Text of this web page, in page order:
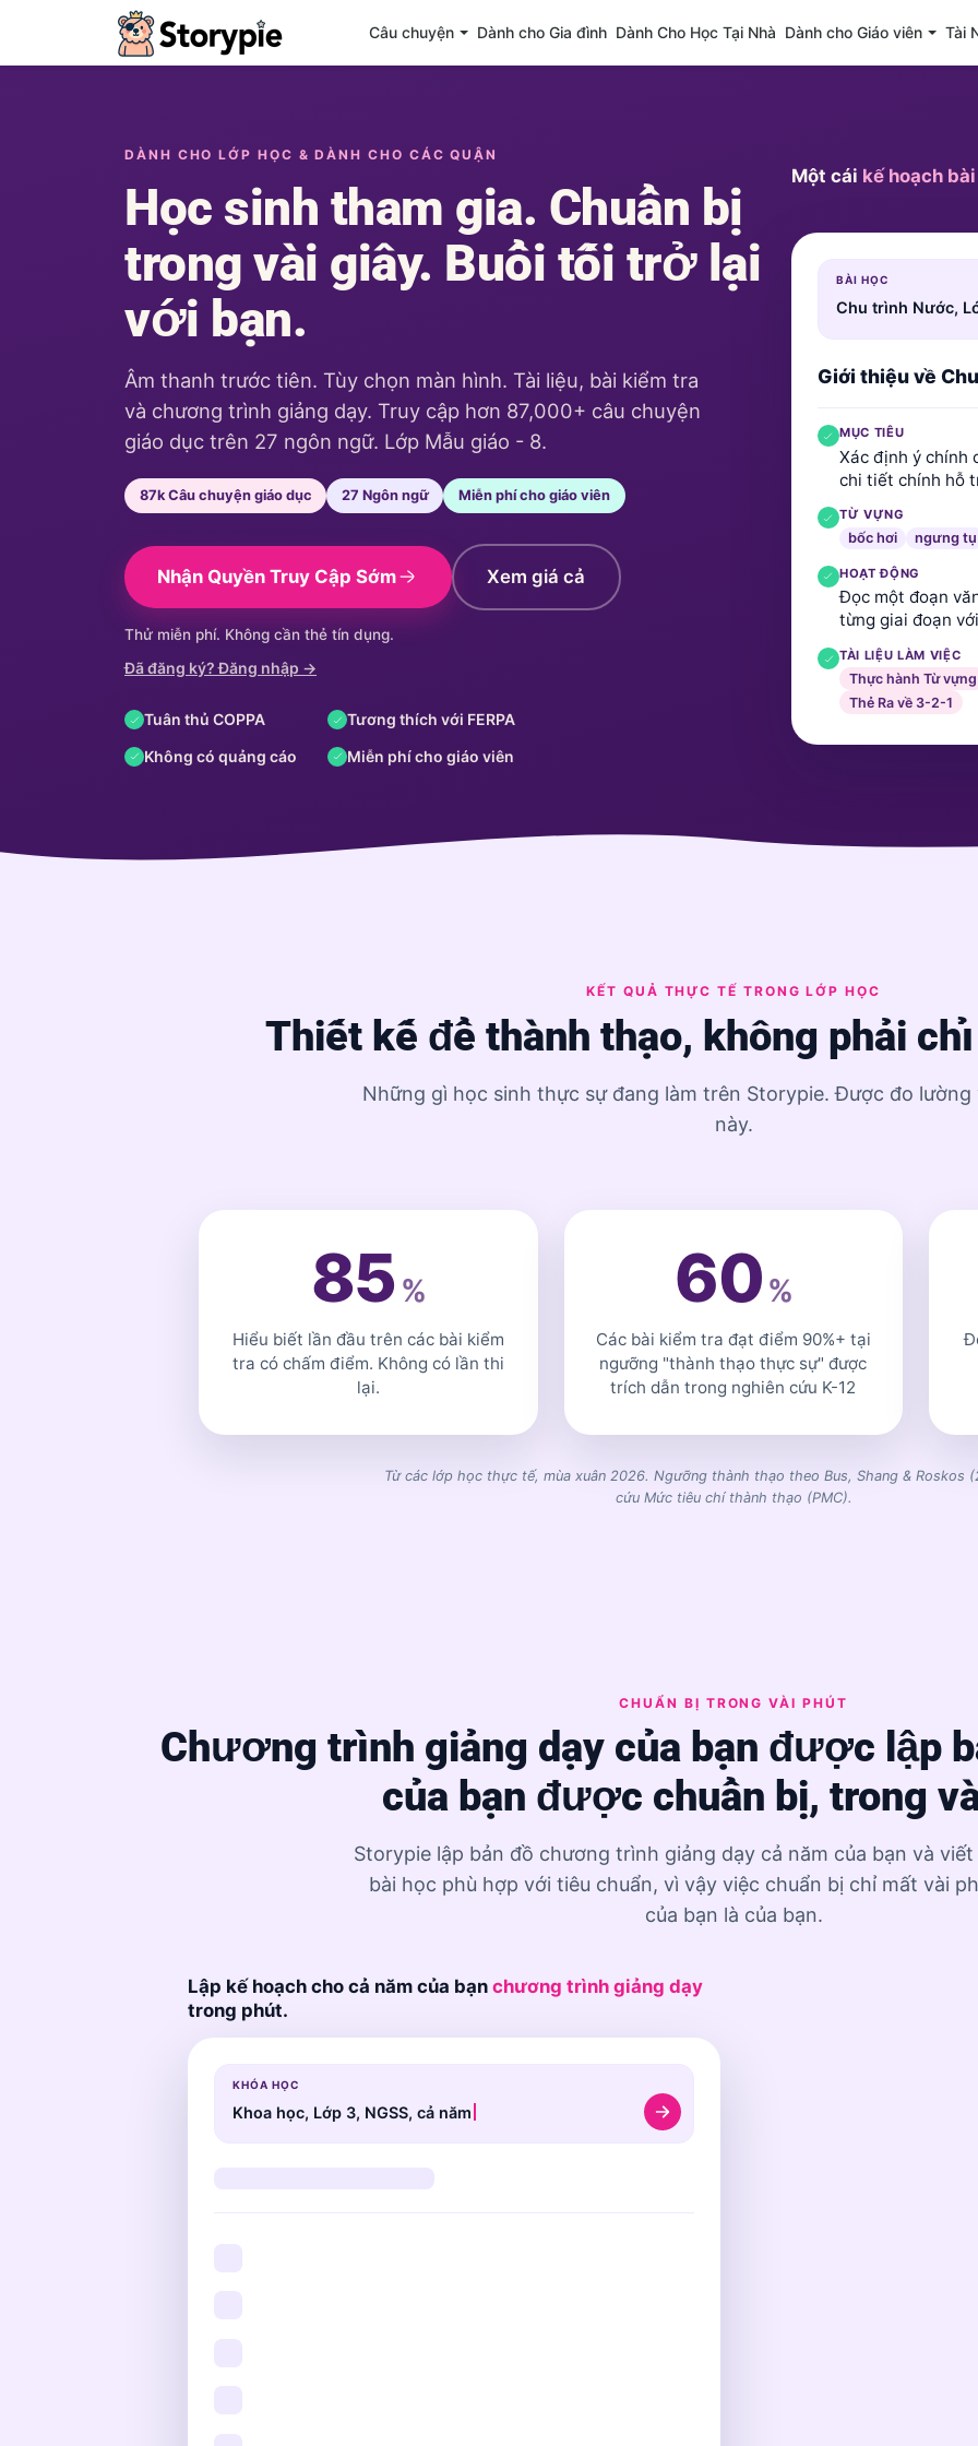
Storypie - Home Câu chuyện Dành cho Gia đình Dành Cho Học Tại Nhà Dành cho Giáo viên Tài
DÀNH CHO LỚP HỌC & DÀNH CHO CÁC QUẬN
Học sinh tham gia. Chuẩn bị
trong vài giây. Buổi tối trở lại
với bạn.
Âm thanh trước tiên. Tùy chọn màn hình. Tài liệu, bài kiểm tra
và chương trình giảng dạy. Truy cập hơn 87,000+ câu chuyện
giáo dục trên 27 ngôn ngữ. Lớp Mẫu giáo - 8.
87k Câu chuyện giáo dục 27 Ngôn ngữ Miễn phí cho giáo viên
Nhận Quyền Truy Cập Sớm Xem giá cả
Thử miễn phí. Không cần thẻ tín dụng.
Đã đăng ký? Đăng nhập →
Tuân thủ COPPA
Tương thích với FERPA
Không có quảng cáo
Miễn phí cho giáo viên
Một cái kế hoạch
BÀI HỌC
Chu trình Nước,
Giới thiệu về
MỤC TIÊU
Xác định ý chính
chi tiết chính hỗ
TỪ VỰNG
bốc hơi ngưng tụ
HOẠT ĐỘNG
Đọc một đoạn
từng giai đoạn
TÀI LIỆU LÀM VIỆC
Thực hành Từ vựng
Thẻ Ra về 3-2-1
KẾT QUẢ THỰC TẾ TRONG LỚP HỌC
Thiết kế để thành thạo, không phải
Những gì học sinh thực sự đang làm trên Storypie. Được đo lường
này.
85 %
Hiểu biết lần đầu trên các bài kiểm
tra có chấm điểm. Không có lần thi
lại.
60 %
Các bài kiểm tra đạt điểm 90%+ tại
ngưỡng "thành thạo thực sự" được
trích dẫn trong nghiên cứu K-12
Từ các lớp học thực tế, mùa xuân 2026. Ngưỡng thành thạo theo Bus, Shang & Roskos
cứu Mức tiêu chí thành thạo (PMC).
CHUẨN BỊ TRONG VÀI PHÚT
Chương trình giảng dạy của bạn được lập
của bạn được chuẩn bị, trong
Storypie lập bản đồ chương trình giảng dạy cả năm của bạn và
bài học phù hợp với tiêu chuẩn, vì vậy việc chuẩn bị chỉ mất vài
của bạn là của bạn.
Lập kế hoạch cho cả năm của bạn chương trình giảng dạy
trong phút.
KHÓA HỌC
Khoa học, Lớp 3, NGSS, cả năm